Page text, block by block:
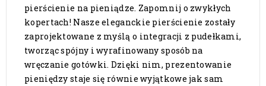
pierścienie na pieniądze. Zapomnij o zwykłych
kopertach! Nasze eleganckie pierścienie zostały
zaprojektowane z myślą o integracji z pudełkami,
tworząc spójny i wyrafinowany sposób na
wręczanie gotówki. Dzięki nim, prezentowanie
pieniędzy staje się równie wyjątkowe jak sam